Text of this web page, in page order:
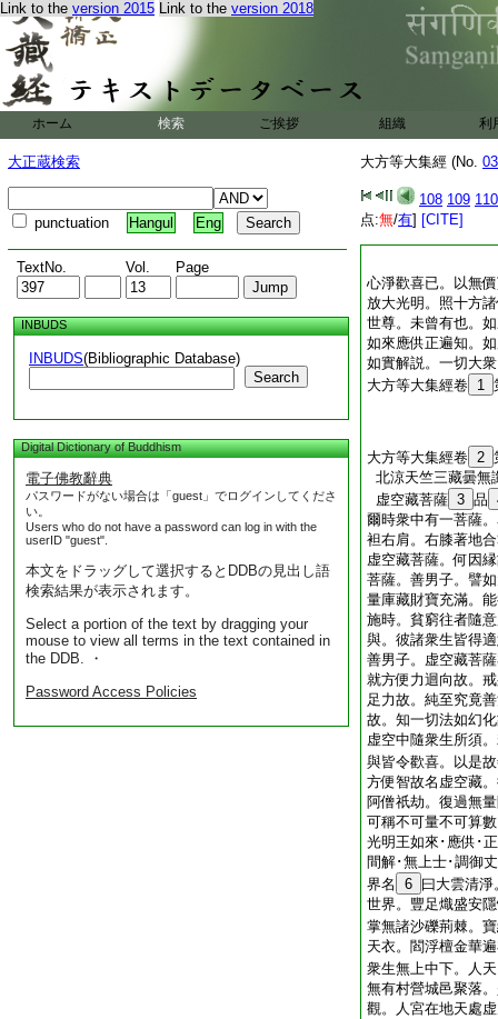
Link to the version 2015 Link to the version 2018
ホーム 検索 ご挨拶 組織 利
大正蔵検索
punctuation Hangul Eng
TextNo. Vol. Page
INBUDS
INBUDS(Bibliographic Database)
Search
Digital Dictionary of Buddhism
電子佛教辭典
パスワードがない場合は「guest」でログインしてくださ
い。
Users who do not have a password can log in with the
userID "guest".
本文をドラッグして選択するとDDBの見出し語
検索結果が表示されます。
Select a portion of the text by dragging your
mouse to view all terms in the text contained in
the DDB. ・
Password Access Policies
大方等大集經 (No.
108 109 110
点:無/有] [CITE]
心淨歡喜已。以無
放大光明。照十方
世尊。未曾有也。
如來應供正遍知。
如實解説。一切大
大方等大集經卷 1
大方等大集經卷 2
北涼天竺三藏曇無
虚空藏菩薩 3 品
爾時衆中有一菩薩
袒右肩。右膝著地
虚空藏菩薩。何因
菩薩。善男子。譬
量庫藏財寶充滿。
施時。貧窮往者隨
與。彼諸衆生皆得
善男子。虚空藏菩
就方便力迴向故。
足力故。純至究竟
故。知一切法如幻
虚空中隨衆生所須
與皆令歡喜。以是
方便智故名虚空藏
阿僧祇劫。復過無
可稱不可量不可算
光明王如來･應供･
間解･無上士･調御
界名
6 曰大雲清
世界。豐足熾盛安
掌無諸沙礫荊棘。
天衣。閻浮檀金華
衆生無上中下。人
無有村營城邑聚落
觀。人宮在地天處